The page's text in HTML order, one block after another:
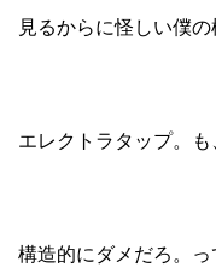
見るからに怪しい僕
エレクトラタップ。も
構造的にダメだろ。